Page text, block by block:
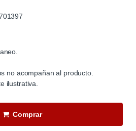
no acompañan al producto.
ilustrativa.
Comprar